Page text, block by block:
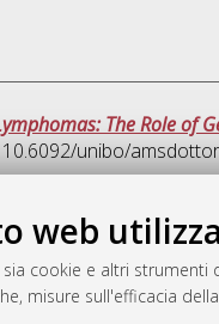
web
cookie e altri
misure sull'efficacia
The Role of
10.6092/unibo/